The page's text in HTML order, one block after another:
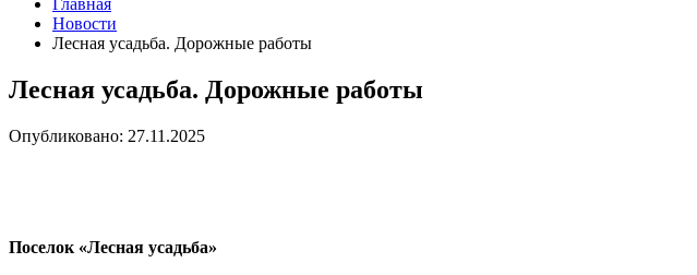
Главная
Новости
Лесная усадьба. Дорожные работы
Лесная усадьба. Дорожные работы
Опубликовано: 27.11.2025
Поселок «Лесная усадьба»